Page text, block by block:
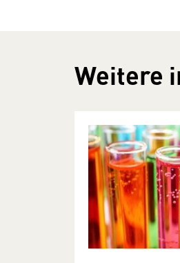
Weitere